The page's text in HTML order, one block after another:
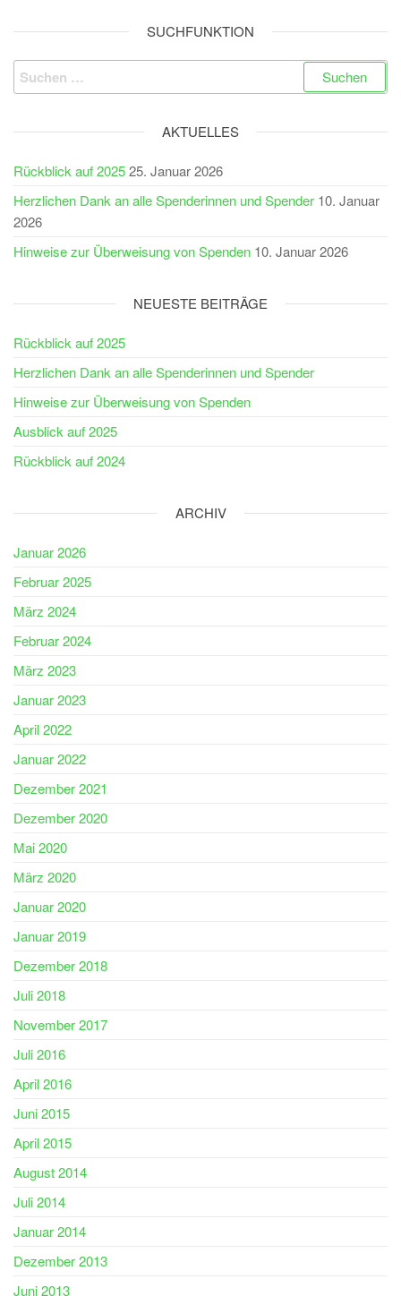
Beiträge SUCHFUNKTION
Suchen
nach:
AKTUELLES
Rückblick auf 202525. Januar 2026
Herzlichen Dank an alle Spenderinnen und Spender 10. Januar
2026
Hinweise zur Überweisung von Spenden 10. Januar 2026
NEUESTE BEITRÄGE
Rückblick auf 2025
Herzlichen Dank an alle Spenderinnen und Spender
Hinweise zur Überweisung von Spenden
Ausblick auf 2025
Rückblick auf 2024
ARCHIV
Januar 2026
Februar 2025
März 2024
Februar 2024
März 2023
Januar 2023
April 2022
Januar 2022
Dezember 2021
Dezember 2020
Mai 2020
März 2020
Januar 2020
Januar 2019
Dezember 2018
Juli 2018
November 2017
Juli 2016
April 2016
Juni 2015
April 2015
August 2014
Juli 2014
Januar 2014
Dezember 2013
Juni 2013